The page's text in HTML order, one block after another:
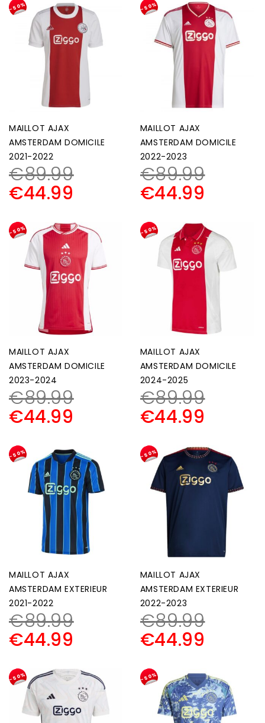
-50%
MAILLOT AJAX
AMSTERDAM DOMICILE
2021-2022
€89.99
€44.99
-50%
MAILLOT AJAX
AMSTERDAM DOMICILE
2022-2023
€89.99
€44.99
-50%
MAILLOT AJAX
AMSTERDAM DOMICILE
2023-2024
€89.99
€44.99
-50%
MAILLOT AJAX
AMSTERDAM DOMICILE
2024-2025
€89.99
€44.99
-50%
MAILLOT AJAX
AMSTERDAM EXTERIEUR
2021-2022
€89.99
€44.99
-50%
MAILLOT AJAX
AMSTERDAM EXTERIEUR
2022-2023
€89.99
€44.99
-50% -50%